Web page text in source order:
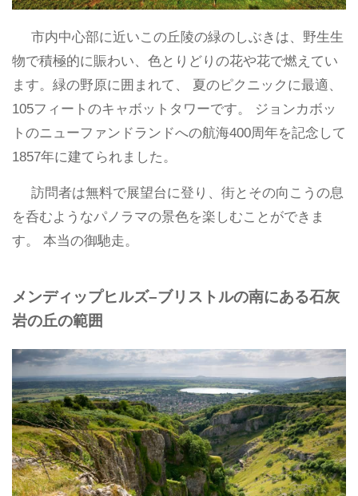
市内中心部に近いこの丘陵の緑のしぶきは、野生生
物で積極的に賑わい、色とりどりの花や花で燃えてい
ます。緑の野原に囲まれて、 夏のピクニックに最適、
105フィートのキャボットタワーです。 ジョンカボッ
トのニューファンドランドへの航海400周年を記念して
1857年に建てられました。
訪問者は無料で展望台に登り、街とその向こうの息
を呑むようなパノラマの景色を楽しむことができま
す。 本当の御馳走。
メンディップヒルズ–ブリストルの南にある石灰
岩の丘の範囲